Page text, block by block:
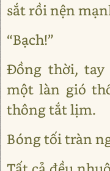
sắt rồi nện
“Bạch!”
Đồng thời, tay
một làn gió
thông tắt lịm.
Bóng tối tràn